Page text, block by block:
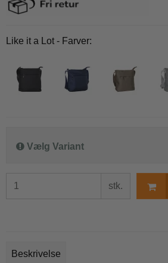
Like it a Lot - Farver:
Vælg Variant
stk.
Beskrivelse